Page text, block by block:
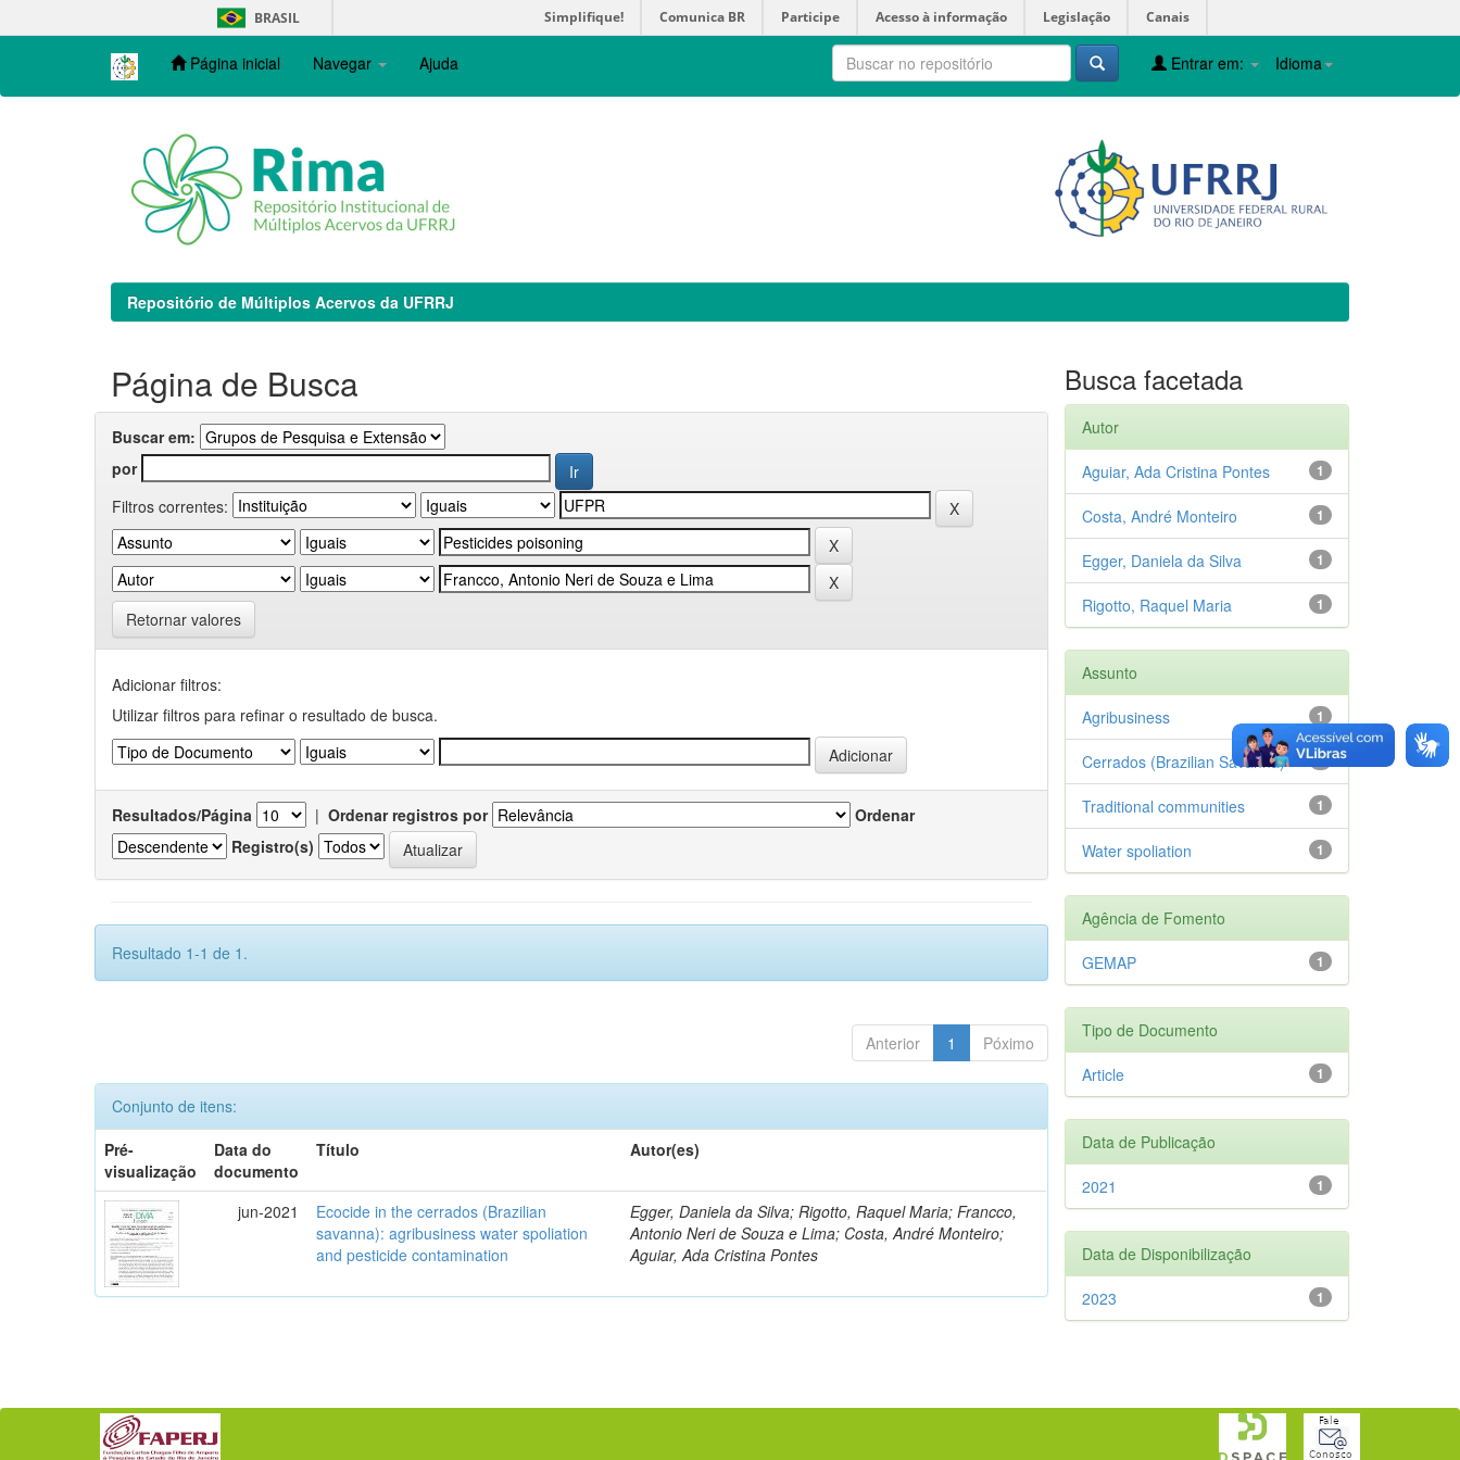
navigation
BRASIL Simplifique! Comunica BR Participe Acesso à informação Legislação Canais
Página inicial Navegar Ajuda Idioma
Entrar em:
Repositório de Múltiplos Acervos da UFRRJ
Página de Busca
Buscar em:
por
Filtros correntes:
Retornar valores
Adicionar filtros:
Utilizar filtros para refinar o resultado de busca.
Resultados/Página | Ordenar registros por
Ordenar
Registro(s)
Resultado 1-1 de 1.
Anterior 1 Póximo
Conjunto de itens:
Pré-
visualização
Data do
documento
Título Autor(es)
jun-2021
Ecocide in the cerrados (Brazilian
savanna): agribusiness water spoliation
and pesticide contamination
Egger, Daniela da Silva; Rigotto, Raquel Maria; Francco,
Antonio Neri de Souza e Lima; Costa, André Monteiro;
Aguiar, Ada Cristina Pontes
Busca facetada
Autor
1
Aguiar, Ada Cristina Pontes
1
Costa, André Monteiro
1
Egger, Daniela da Silva
1
Rigotto, Raquel Maria
Assunto
1
Agribusiness
1
Cerrados (Brazilian Savanna)
1
Traditional communities
1
Water spoliation
Agência de Fomento
1
GEMAP
Tipo de Documento
1
Article
Data de Publicação
1
2021
Data de Disponibilização
1
2023